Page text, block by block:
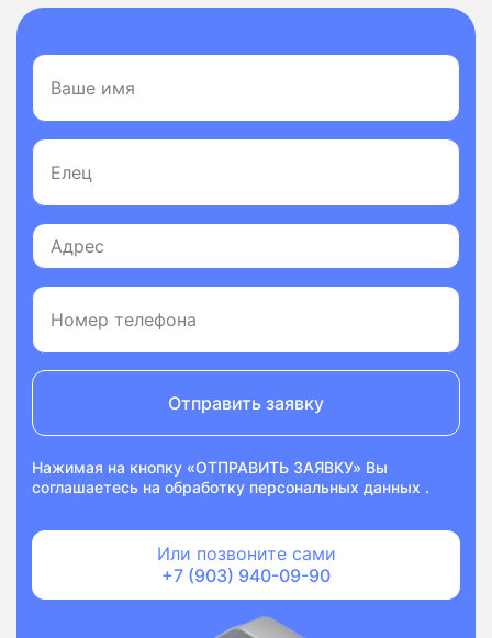
Отправить заявку
Нажимая на кнопку «ОТПРАВИТЬ ЗАЯВКУ» Вы
соглашаетесь на обработку персональных данных .
Или позвоните сами
+7 (903) 940-09-90